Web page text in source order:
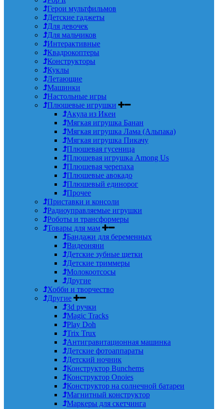
Герои мультфильмов
Детские гаджеты
Для девочек
Для мальчиков
Интерактивные
Квадрокоптеры
Конструкторы
Куклы
Летающие
Машинки
Настольные игры
Плюшевые игрушки
Акула из Икеи
Мягкая игрушка Банан
Мягкая игрушка Лама (Альпака)
Мягкая игрушка Пикачу
Плюшевая гусеница
Плюшевая игрушка Among Us
Плюшевая черепаха
Плюшевые авокадо
Плюшевый единорог
Прочее
Приставки и консоли
Радиоуправляемые игрушки
Роботы и трансформеры
Товары для мам
Бандажи для беременных
Видеоняни
Детские зубные щетки
Детские триммеры
Молокоотсосы
Другие
Хобби и творчество
Другие
3d ручки
Magic Tracks
Play Doh
Trix Trux
Антигравитационная машинка
Детские фотоаппараты
Детский ночник
Конструктор Bunchems
Конструктор Onoies
Конструктор на солнечной батареи
Магнитный конструктор
Маркеры для скетчинга